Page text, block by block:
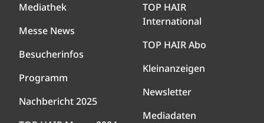
Mediathek
Messe News
Besucherinfos
Programm
Nachbericht 2025
TOP HAIR
International
TOP HAIR Abo
Kleinanzeigen
Newsletter
Mediadaten